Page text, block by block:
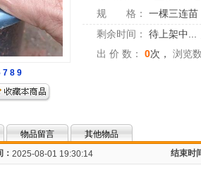
7 8 9
规 格：
一棵三连苗
剩余时间：
待上架中...
出 价 数：
0次， 浏览
物品留言
其他物品
2025-08-01 19:30:14 结束时